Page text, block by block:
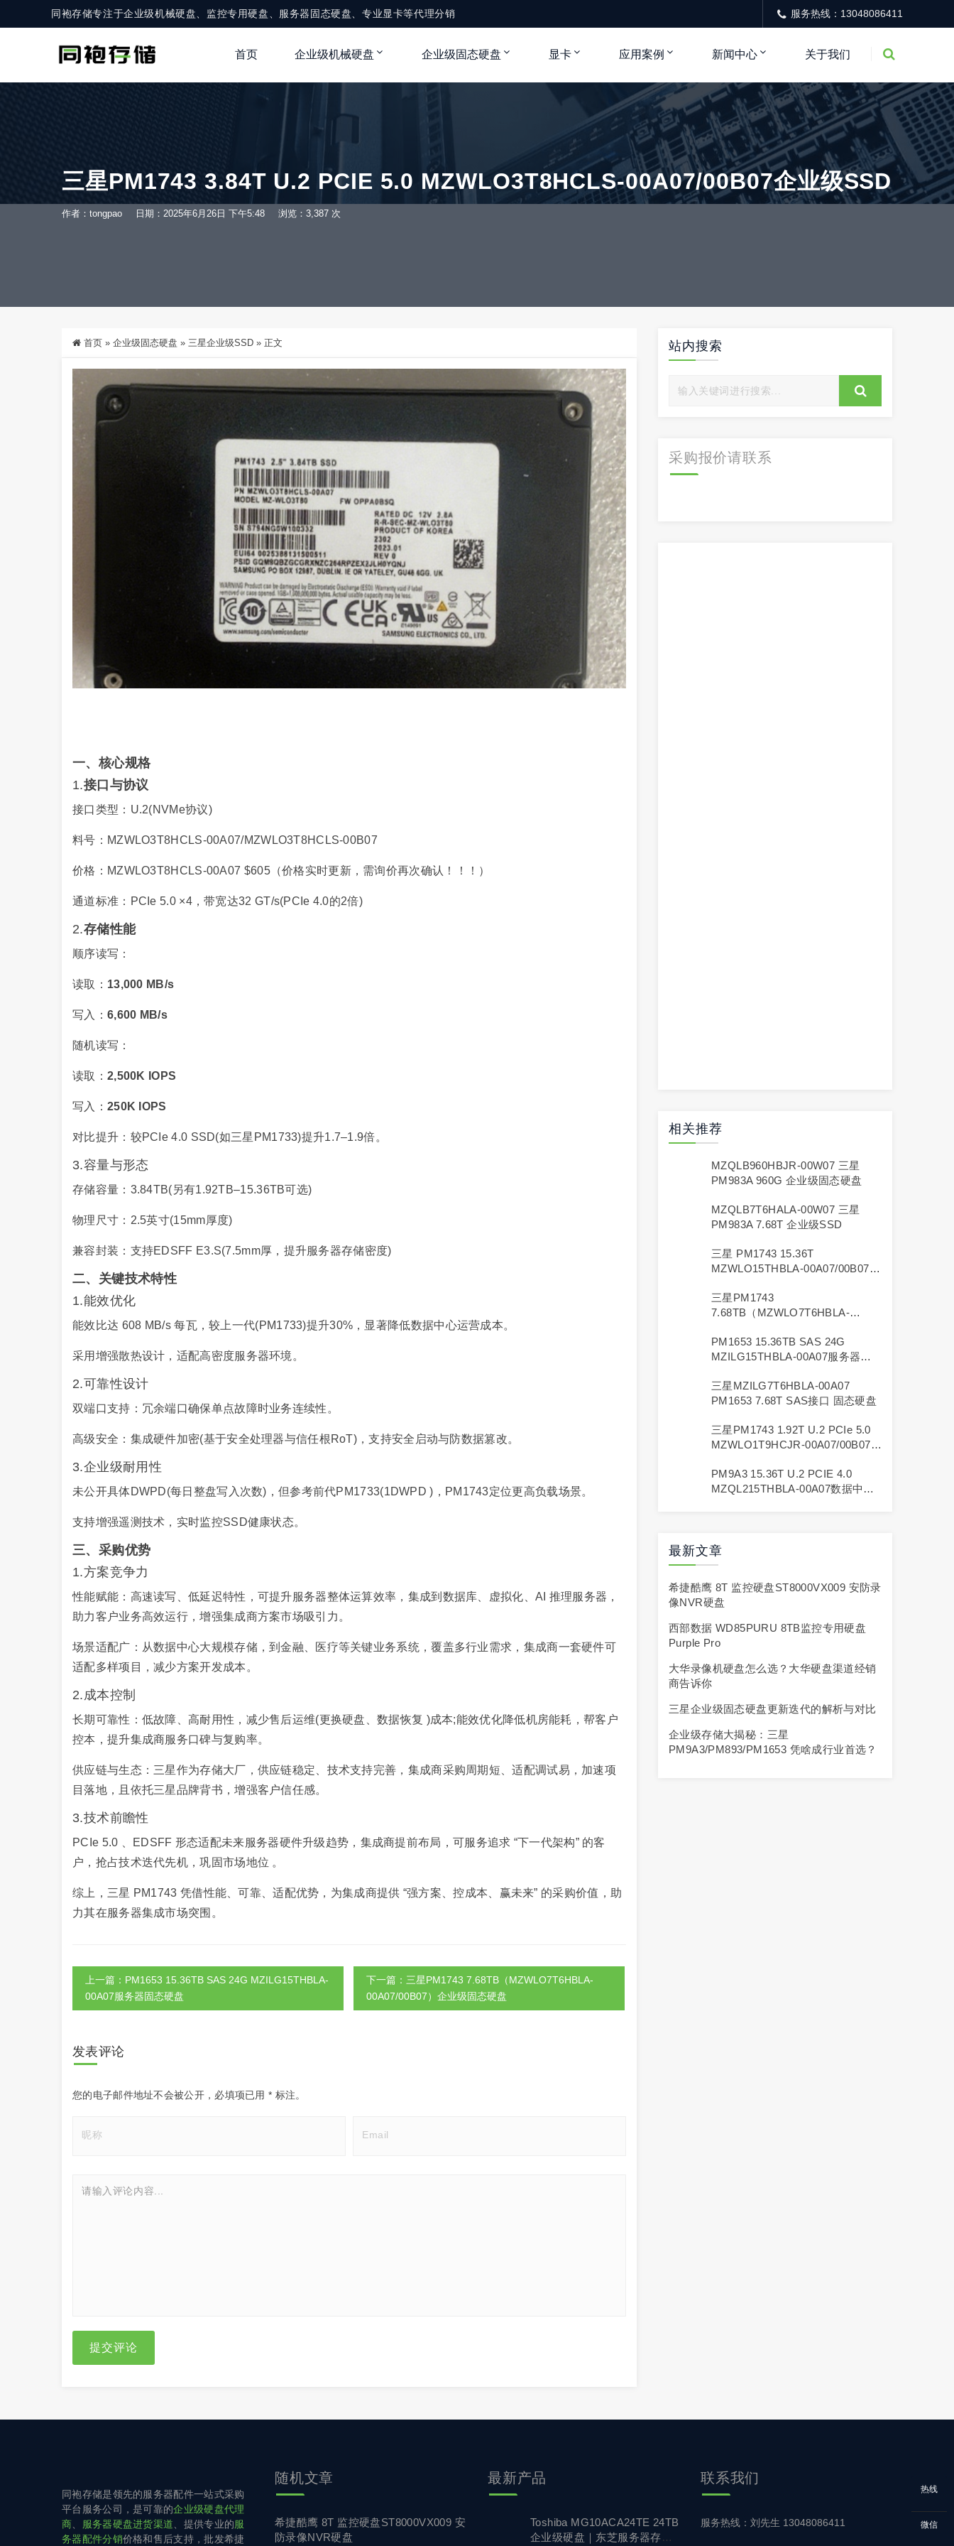
同袍存储专注于企业级机械硬盘、监控专用硬盘、服务器固态硬盘、专业显卡等代理分销 服务热线：13048086411
首页 企业级机械硬盘 企业级固态硬盘 显卡 应用案例 新闻中心 关于我们
三星PM1743 3.84T U.2 PCIE 5.0 MZWLO3T8HCLS-00A07/00B07企业级SSD
作者：tongpao 日期：2025年6月26日 下午5:48 浏览：3,387 次
首页 » 企业级固态硬盘 » 三星企业级SSD » 正文
一、核心规格
1.接口与协议
接口类型：U.2(NVMe协议)
料号：MZWLO3T8HCLS-00A07/MZWLO3T8HCLS-00B07
价格：MZWLO3T8HCLS-00A07 $605（价格实时更新，需询价再次确认！！！）
通道标准：PCIe 5.0 ×4，带宽达32 GT/s(PCIe 4.0的2倍)
2.存储性能
顺序读写：
读取： 13,000 MB/s
写入： 6,600 MB/s
随机读写：
读取： 2,500K IOPS
写入： 250K IOPS
对比提升：较PCIe 4.0 SSD(如三星PM1733)提升1.7–1.9倍。
3.容量与形态
存储容量：3.84TB(另有1.92TB–15.36TB可选)
物理尺寸：2.5英寸(15mm厚度)
兼容封装：支持EDSFF E3.S(7.5mm厚，提升服务器存储密度)
二、关键技术特性
1.能效优化
能效比达 608 MB/s 每瓦，较上一代(PM1733)提升30%，显著降低数据中心运营成本。
采用增强散热设计，适配高密度服务器环境。
2.可靠性设计
双端口支持：冗余端口确保单点故障时业务连续性。
高级安全：集成硬件加密(基于安全处理器与信任根RoT)，支持安全启动与防数据篡改。
3.企业级耐用性
未公开具体DWPD(每日整盘写入次数)，但参考前代PM1733(1DWPD )，PM1743定位更高负载场景。
支持增强遥测技术，实时监控SSD健康状态。
三、采购优势
1.方案竞争力
性能赋能：高速读写、低延迟特性，可提升服务器整体运算效率，集成到数据库、虚拟化、AI 推理服务器，
助力客户业务高效运行，增强集成商方案市场吸引力。
场景适配广：从数据中心大规模存储，到金融、医疗等关键业务系统，覆盖多行业需求，集成商一套硬件可
适配多样项目，减少方案开发成本。
2.成本控制
长期可靠性：低故障、高耐用性，减少售后运维(更换硬盘、数据恢复 )成本;能效优化降低机房能耗，帮客户
控本，提升集成商服务口碑与复购率。
供应链与生态：三星作为存储大厂，供应链稳定、技术支持完善，集成商采购周期短、适配调试易，加速项
目落地，且依托三星品牌背书，增强客户信任感。
3.技术前瞻性
PCIe 5.0 、EDSFF 形态适配未来服务器硬件升级趋势，集成商提前布局，可服务追求 “下一代架构” 的客
户，抢占技术迭代先机，巩固市场地位 。
综上，三星 PM1743 凭借性能、可靠、适配优势，为集成商提供 “强方案、控成本、赢未来” 的采购价值，助
力其在服务器集成市场突围。
上一篇：PM1653 15.36TB SAS 24G MZILG15THBLA-
00A07服务器固态硬盘
下一篇：三星PM1743 7.68TB（MZWLO7T6HBLA-
00A07/00B07）企业级固态硬盘
发表评论
您的电子邮件地址不会被公开， 必填项已用* 标注。
提交评论
站内搜索
采购报价请联系
相关推荐
MZQLB960HBJR-00W07 三星
PM983A 960G 企业级固态硬盘
MZQLB7T6HALA-00W07 三星
PM983A 7.68T 企业级SSD
三星 PM1743 15.36T
MZWLO15THBLA-00A07/00B07企
三星PM1743
7.68TB（MZWLO7T6HBLA-
PM1653 15.36TB SAS 24G
MZILG15THBLA-00A07服务器固
三星MZILG7T6HBLA-00A07
PM1653 7.68T SAS接口 固态硬盘
三星PM1743 1.92T U.2 PCIe 5.0
MZWLO1T9HCJR-00A07/00B07企
PM9A3 15.36T U.2 PCIE 4.0
MZQL215THBLA-00A07数据中心
最新文章
希捷酷鹰 8T 监控硬盘ST8000VX009 安防录
像NVR硬盘
西部数据 WD85PURU 8TB监控专用硬盘
Purple Pro
大华录像机硬盘怎么选？大华硬盘渠道经销
商告诉你
三星企业级固态硬盘更新迭代的解析与对比
企业级存储大揭秘：三星
PM9A3/PM893/PM1653 凭啥成行业首选？
同袍存储是领先的服务器配件一站式采购
平台服务公司，是可靠的企业级硬盘代理
商、 服务器硬盘进货渠道、提供专业的服
务器配件分销价格和售后支持，批发希捷
随机文章
希捷酷鹰 8T 监控硬盘ST8000VX009 安
防录像NVR硬盘
最新产品
Toshiba MG10ACA24TE 24TB
企业级硬盘｜东芝服务器存储
联系我们
服务热线：刘先生 13048086411
热线
微信